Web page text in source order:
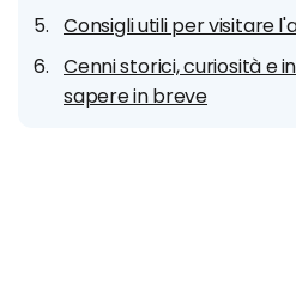
Consigli utili per visitare
Cenni storici, curiosità e
sapere in breve